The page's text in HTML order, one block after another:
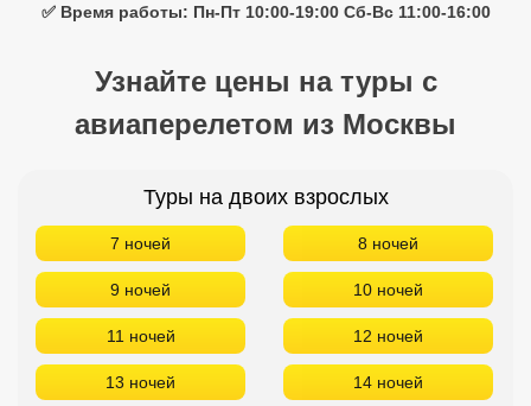
7 ночей 8 ночей
12 ночей
Туры на одного взрослого